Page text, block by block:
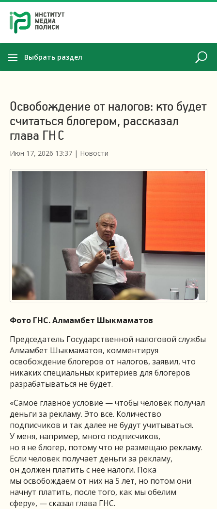
Выбрать раздел
Освобождение от налогов: кто будет
считаться блогером, рассказал
глава ГНС
Июн 17, 2026 13:37 | Новости
Фото ГНС. Алмамбет Шыкмаматов
Председатель Государственной налоговой службы
Алмамбет Шыкмаматов, комментируя
освобождение блогеров от налогов, заявил, что
никаких специальных критериев для блогеров
разрабатываться не будет.
«Самое главное условие — чтобы человек получал
деньги за рекламу. Это все. Количество
подписчиков и так далее не будут учитываться.
У меня, например, много подписчиков,
но я не блогер, потому что не размещаю рекламу.
Если человек получает деньги за рекламу,
он должен платить с нее налоги. Пока
мы освобождаем от них на 5 лет, но потом они
начнут платить, после того, как мы обелим
сферу», — сказал глава ГНС.